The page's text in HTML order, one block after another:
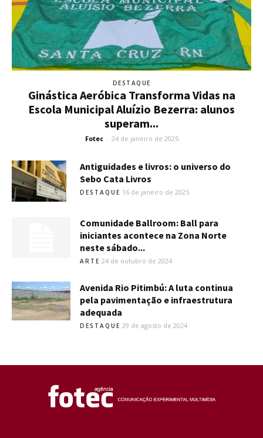
DESTAQUE
Ginástica Aeróbica Transforma Vidas na
Escola Municipal Aluízio Bezerra: alunos
superam...
Fotec - 24 de janeiro de 2025
Antiguidades e livros: o universo do
Sebo Cata Livros
DESTAQUE 16 de janeiro de 2025
Comunidade Ballroom: Ball para
iniciantes acontece na Zona Norte
neste sábado...
ARTE 24 de outubro de 2024
Avenida Rio Pitimbú: A luta continua
pela pavimentação e infraestrutura
adequada
DESTAQUE 29 de agosto de 2024